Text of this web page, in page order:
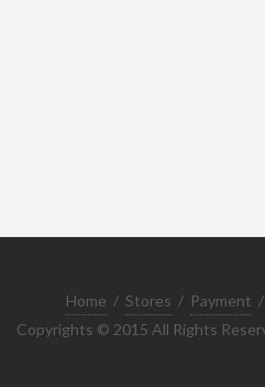
Home / Stores / Payment /
Copyrights © 2015 All Rights